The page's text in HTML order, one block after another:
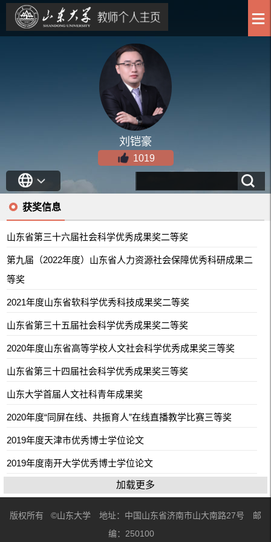
刘铠豪
1019
获奖信息
山东省第三十六届社会科学优秀成果奖二等奖
第九届（2022年度）山东省人力资源社会保障优秀科研成果二
等奖
2021年度山东省软科学优秀科技成果奖二等奖
山东省第三十五届社会科学优秀成果奖二等奖
2020年度山东省高等学校人文社会科学优秀成果奖三等奖
山东省第三十四届社会科学优秀成果奖三等奖
山东大学首届人文社科青年成果奖
2020年度“同屏在线、共振育人”在线直播教学比赛三等奖
2019年度天津市优秀博士学位论文
2019年度南开大学优秀博士学位论文
加载更多
版权所有 ©山东大学 地址：中国山东省济南市山大南路27号 邮
编：250100